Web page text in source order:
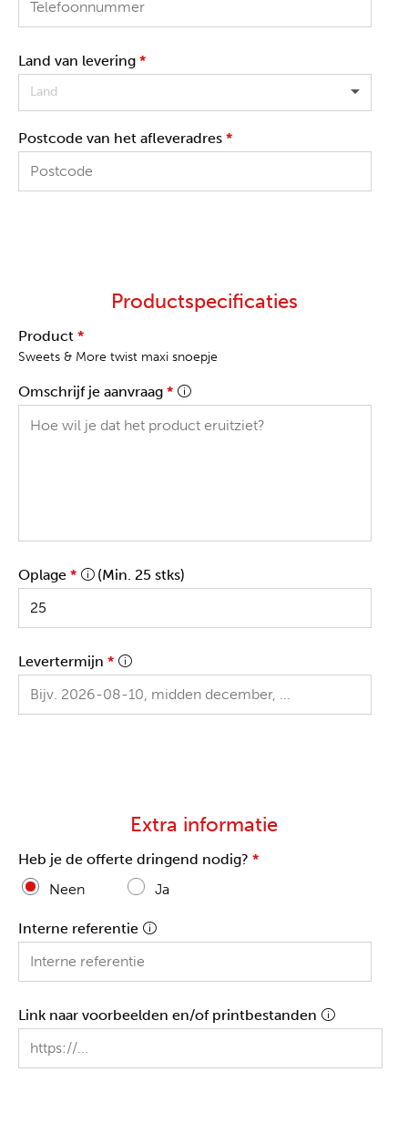
Land van levering *
Land
Postcode van het afleveradres *
Productspecificaties
Product *
Sweets & More twist maxi snoepje
Omschrijf je aanvraag *
Oplage * (Min. 25 stks)
Levertermijn *
Extra informatie
Heb je de offerte dringend nodig? *
Neen
Ja
Interne referentie
Link naar voorbeelden en/of printbestanden